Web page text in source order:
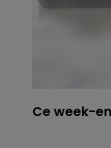
Ce week-